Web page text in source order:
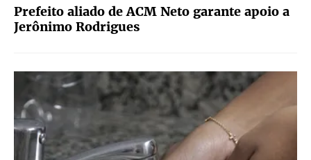
Prefeito aliado de ACM Neto garante apoio a
Jerônimo Rodrigues